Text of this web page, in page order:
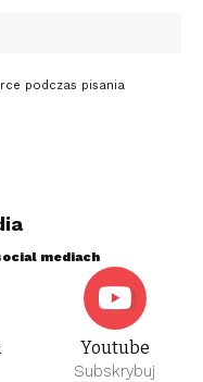
podczas pisania
mediach
Youtube
Subskrybuj